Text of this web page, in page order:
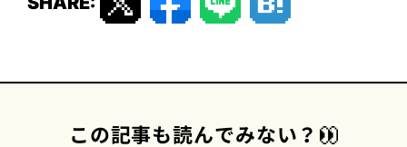
この記事も読んでみない？